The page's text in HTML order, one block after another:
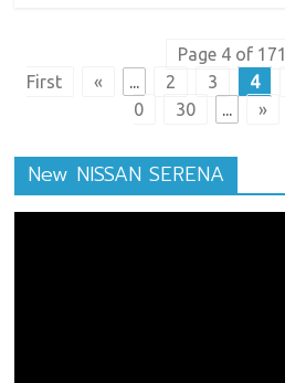
Page 4 of 171
First
« ... 2 3 4
0
30 ... »
New NISSAN SERENA